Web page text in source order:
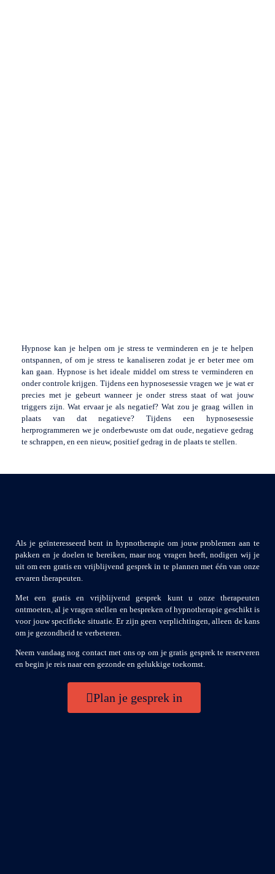
Hypnose kan je helpen om je stress te verminderen en je te helpen
ontspannen, of om je stress te kanaliseren zodat je er beter mee om
kan gaan. Hypnose is het ideale middel om stress te verminderen en
onder controle krijgen. Tijdens een hypnosesessie vragen we je wat er
precies met je gebeurt wanneer je onder stress staat of wat jouw
triggers zijn. Wat ervaar je als negatief? Wat zou je graag willen in
plaats van dat negatieve? Tijdens een hypnosesessie
herprogrammeren we je onderbewuste om dat oude, negatieve gedrag
te schrappen, en een nieuw, positief gedrag in de plaats te stellen.
Als je geïnteresseerd bent in hypnotherapie om jouw problemen aan te
pakken en je doelen te bereiken, maar nog vragen heeft, nodigen wij je
uit om een gratis en vrijblijvend gesprek in te plannen met één van onze
ervaren therapeuten.
Met een gratis en vrijblijvend gesprek kunt u onze therapeuten
ontmoeten, al je vragen stellen en bespreken of hypnotherapie geschikt is
voor jouw specifieke situatie. Er zijn geen verplichtingen, alleen de kans
om je gezondheid te verbeteren.
Neem vandaag nog contact met ons op om je gratis gesprek te reserveren
en begin je reis naar een gezonde en gelukkige toekomst.
Plan je gesprek in